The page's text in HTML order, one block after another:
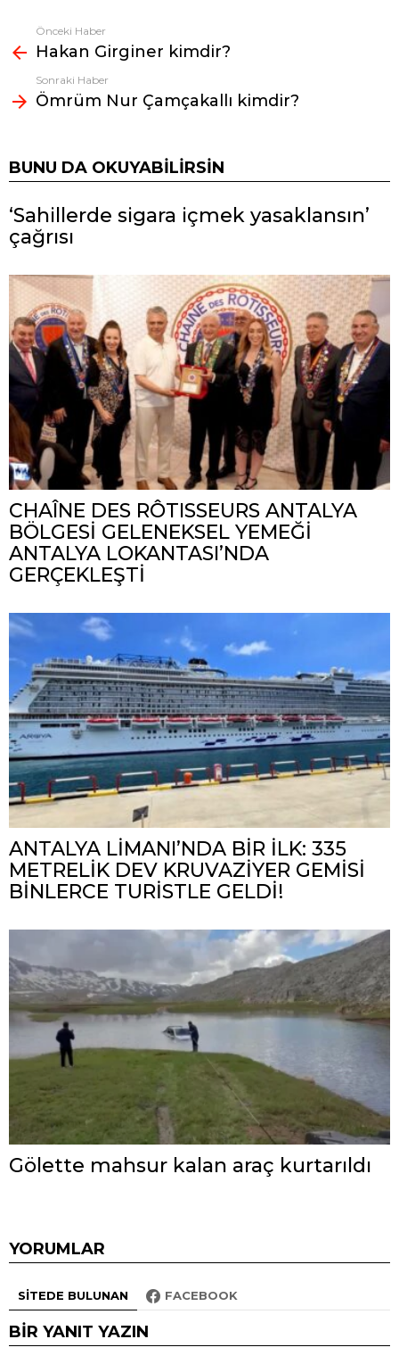
Fazlasına
bak
Önceki Haber
Hakan Girginer kimdir?
Sonraki Haber
Ömrüm Nur Çamçakallı kimdir?
BUNU DA OKUYABILIRSIN
‘Sahillerde sigara içmek yasaklansın’
çağrısı
CHAÎNE DES RÔTISSEURS ANTALYA
BÖLGESİ GELENEKSEL YEMEĞİ
ANTALYA LOKANTASI’NDA
GERÇEKLEŞTİ
ANTALYA LİMANI’NDA BİR İLK: 335
METRELİK DEV KRUVAZİYER GEMİSİ
BİNLERCE TURİSTLE GELDİ!
Gölette mahsur kalan araç kurtarıldı
YORUMLAR
SITEDE BULUNAN FACEBOOK
BIR YANIT YAZIN